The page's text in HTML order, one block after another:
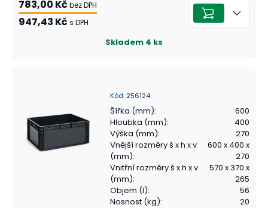
783,00 Kč bez DPH
947,43 Kč s DPH
Skladem 4 ks
Kód: 256124
Šířka (mm):
600
Hloubka (mm):
400
Výška (mm):
270
Vnější rozměry š x h x v
(mm):
600 x 400 x
270
Vnitřní rozměry š x h x v
(mm):
570 x 370 x
265
Objem (l):
56
Nosnost (kg): 20